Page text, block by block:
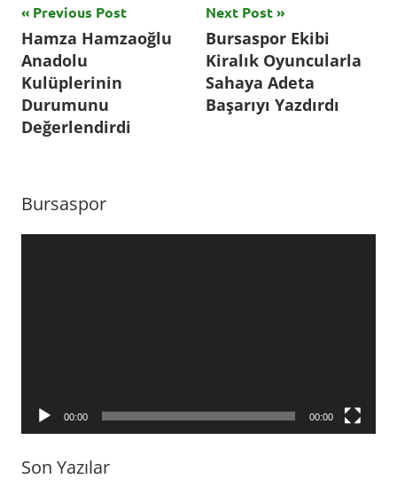
Tagged
with
Bursaspor,
Futbol ,
Kırşehir
Belediyespor,
Er
Yazı
gezinmesi
Previous Post
Hamza Hamzaoğlu
Anadolu
Kulüplerinin
Durumunu
Değerlendirdi
Next Post
Bursaspor Ekibi
Kiralık Oyuncularla
Sahaya Adeta
Başarıyı Yazdırdı
Bursaspor
00:00 00:00
Son Yazılar